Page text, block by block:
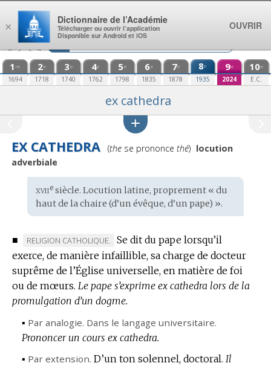
Aller au contenu
1 re
1694
2e
1718
3e
1740
4e
1762
5e
1798
6e
1835
7e
1878
8e
1935
9e
2024
10e
E.C.
ex cathedra
EX CATHEDRA
Prononciation
(these prononce thé) locution
adverbiale
Étymologie
:
xviiesiècle. Locution latine, proprement « du
haut de la chaire (d’un évêque, d’un pape) ».
■
MARQUE
DE
DOMAINE
:
RELIGION CATHOLIQUE.
Se dit du pape lorsqu’il
exerce, de manière infaillible, sa charge de docteur
suprême de l’Église universelle, en matière de foi
ou de mœurs. Le pape s’exprime ex cathedra lors de la
promulgation d’un dogme.
▪ Par analogie. Dans le langage universitaire.
Prononcer un cours ex cathedra.
▪ Par extension. D’un ton solennel, doctoral. Il
×
Dictionnaire de l’Académie
Télécharger ou ouvrir l’application
Disponible sur Android et iOS
OUVRIR